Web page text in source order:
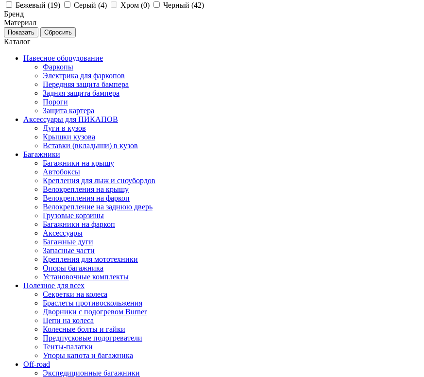
Бежевый (19) Серый (4) Хром (0) Черный (42)
Бренд
Материал
Каталог
Навесное оборудование
Фаркопы
Электрика для фаркопов
Передняя защита бампера
Задняя защита бампера
Пороги
Защита картера
Аксессуары для ПИКАПОВ
Дуги в кузов
Крышки кузова
Вставки (вкладыши) в кузов
Багажники
Багажники на крышу
Автобоксы
Крепления для лыж и сноубордов
Велокрепления на крышу
Велокрепления на фаркоп
Велокрепление на заднюю дверь
Грузовые корзины
Багажники на фаркоп
Аксессуары
Багажные дуги
Запасные части
Крепления для мототехники
Опоры багажника
Установочные комплекты
Полезное для всех
Секретки на колеса
Браслеты противоскольжения
Дворники с подогревом Burner
Цепи на колеса
Колесные болты и гайки
Предпусковые подогреватели
Тенты-палатки
Упоры капота и багажника
Off-road
Экспедиционные багажники